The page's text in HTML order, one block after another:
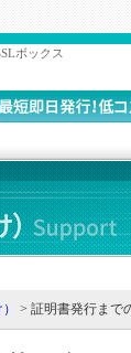
ボックス
> 証明書発行まで